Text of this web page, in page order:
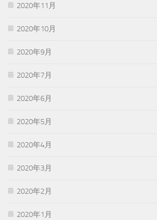
2020年11月
2020年10月
2020年9月
2020年7月
2020年6月
2020年5月
2020年4月
2020年3月
2020年2月
2020年1月